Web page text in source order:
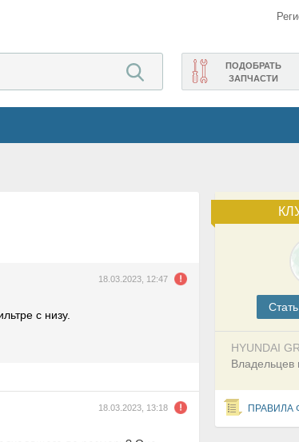
ПОДОБРАТЬ
ЗАПЧАСТИ
HYUNDAI
Владельцев
ПРАВИЛА
18.03.2023, 12:47
с низу.
18.03.2023, 13:18